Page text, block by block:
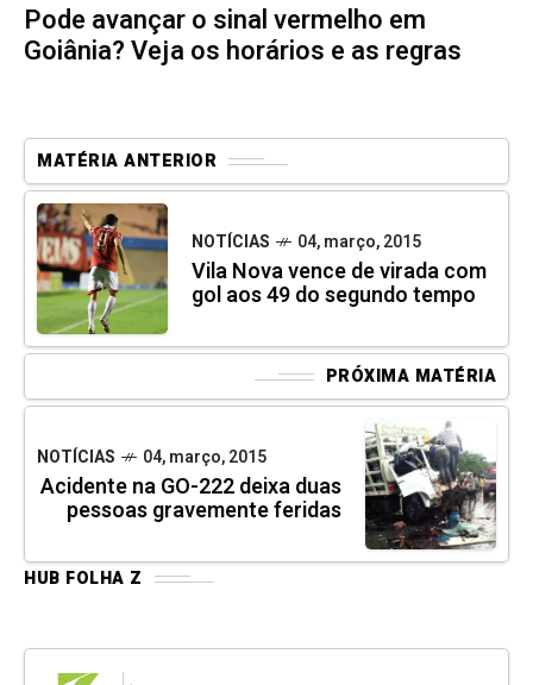
Pode avançar o sinal vermelho em
Goiânia? Veja os horários e as regras
MATÉRIA ANTERIOR
NOTÍCIAS 04, março, 2015
Vila Nova vence de virada com
gol aos 49 do segundo tempo
PRÓXIMA MATÉRIA
NOTÍCIAS 04, março, 2015
Acidente na GO-222 deixa duas
pessoas gravemente feridas
HUB FOLHA Z